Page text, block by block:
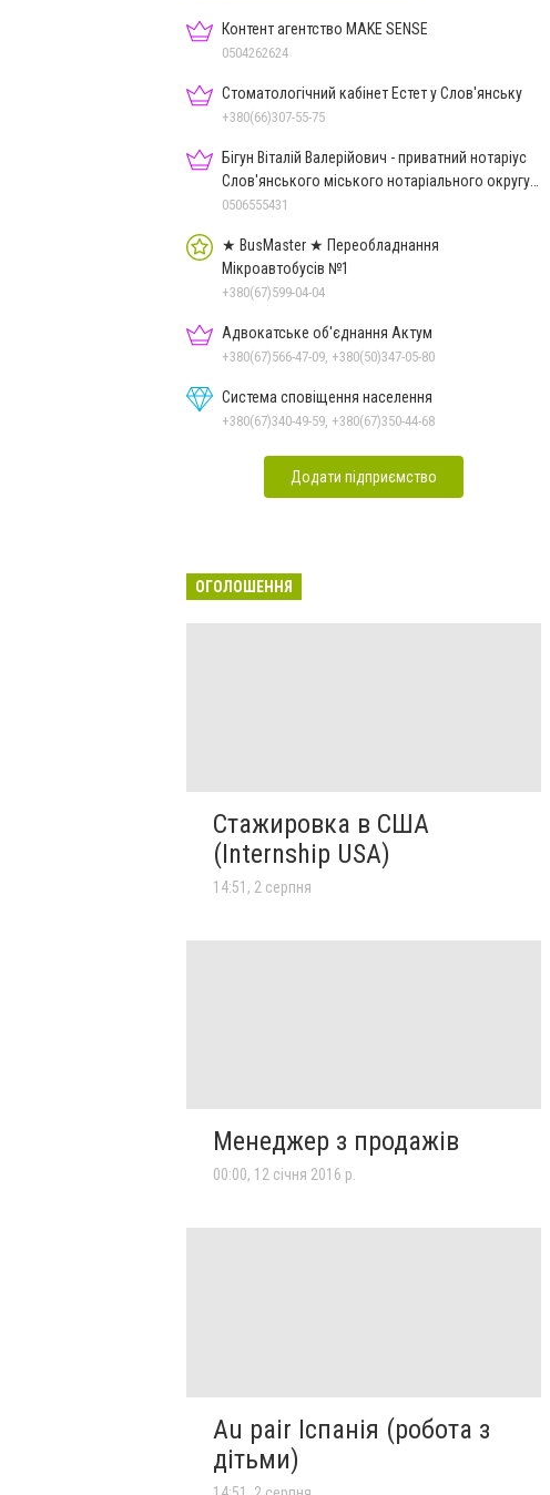
Контент агентство MAKE SENSE
0504262624
Стоматологічний кабінет Естет у Слов'янську
+380(66)307-55-75
Бігун Віталій Валерійович - приватний нотаріус
Слов'янського міського нотаріального округу
Дон.обл.
0506555431
★ BusMaster ★ Переобладнання
Мікроавтобусів №1
+380(67)599-04-04
Адвокатське об'єднання Актум
+380(67)566-47-09, +380(50)347-05-80
Система сповіщення населення
+380(67)340-49-59, +380(67)350-44-68
Додати підприємство
ОГОЛОШЕННЯ
Стажировка в США
(Internship USA)
14:51, 2 серпня
Менеджер з продажів
00:00, 12 січня 2016 р.
Au pair Іспанія (робота з
дітьми)